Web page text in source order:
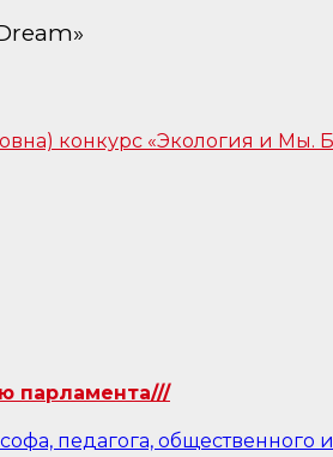
парламента///
педагога, общественного и